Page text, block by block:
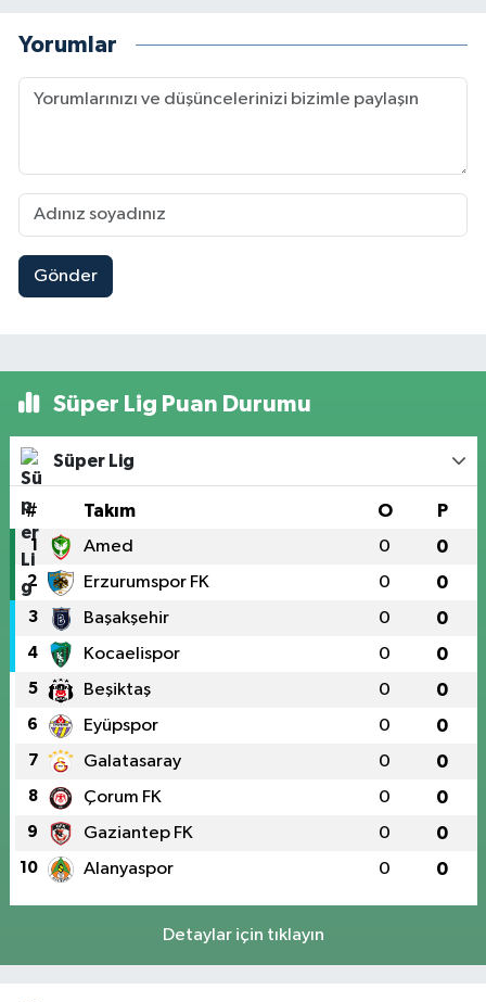
Yorumlar
Gönder
Süper Lig Puan Durumu
Süper Lig
# Takım O P
1 Amed 0 0
2 Erzurumspor FK 0 0
3 Başakşehir 0 0
4 Kocaelispor 0 0
5 Beşiktaş 0 0
6 Eyüpspor 0 0
7 Galatasaray 0 0
8 Çorum FK 0 0
9 Gaziantep FK 0 0
10 Alanyaspor 0 0
Detaylar için tıklayın